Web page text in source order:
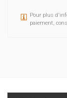
attendues?
Au travers
étudiant de
Pour plus
paiement,